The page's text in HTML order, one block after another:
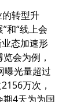
转型升
和“线上会
业态加速形
会为例，
曝光量超过
万次，
4天为为国